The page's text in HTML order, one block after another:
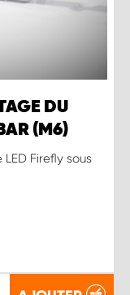
DU
(M6)
Firefly sous